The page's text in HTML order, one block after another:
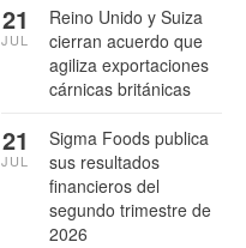
Reino Unido y Suiza
cierran acuerdo que
agiliza exportaciones
cárnicas británicas
21
JUL
Sigma Foods publica
sus resultados
financieros del
segundo trimestre de
2026
21
JUL